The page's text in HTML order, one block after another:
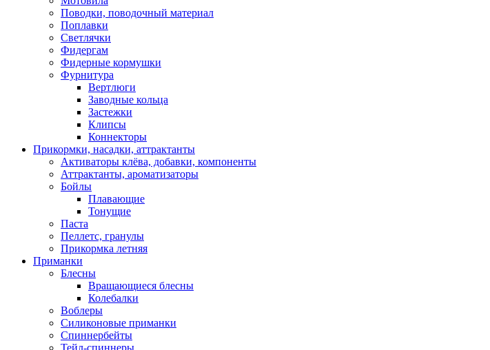
Поводки, поводочный материал
Поплавки
Светлячки
Фидергам
Фидерные кормушки
Фурнитура
Вертлюги
Заводные кольца
Застежки
Клипсы
Коннекторы
Прикормки, насадки, аттрактанты
Активаторы клёва, добавки, компоненты
Аттрактанты, ароматизаторы
Бойлы
Плавающие
Тонущие
Паста
Пеллетс, гранулы
Прикормка летняя
Приманки
Блесны
Вращающиеся блесны
Колебалки
Воблеры
Силиконовые приманки
Спиннербейты
Тейл-спиннеры